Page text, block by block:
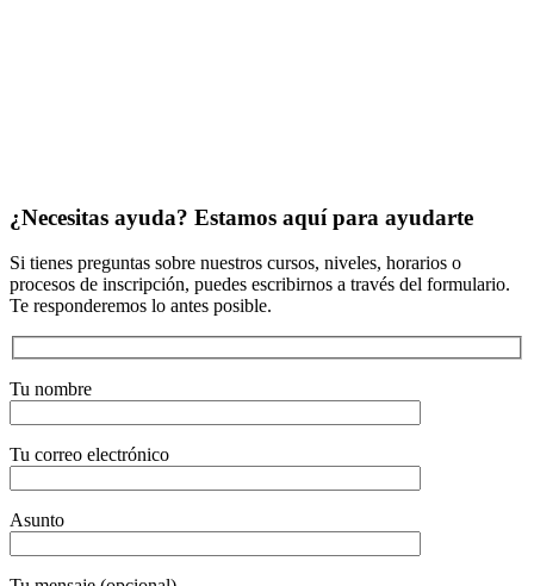
¿Necesitas ayuda? Estamos aquí para ayudarte
Si tienes preguntas sobre nuestros cursos, niveles, horarios o
procesos de inscripción, puedes escribirnos a través del formulario.
Te responderemos lo antes posible.
Tu nombre
Tu correo electrónico
Asunto